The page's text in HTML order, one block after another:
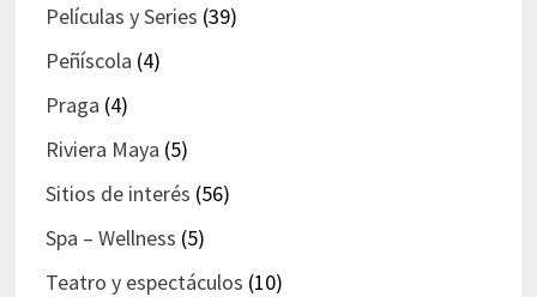
Películas y Series (39)
Peñíscola (4)
Praga (4)
Riviera Maya (5)
Sitios de interés (56)
Spa – Wellness (5)
Teatro y espectáculos (10)